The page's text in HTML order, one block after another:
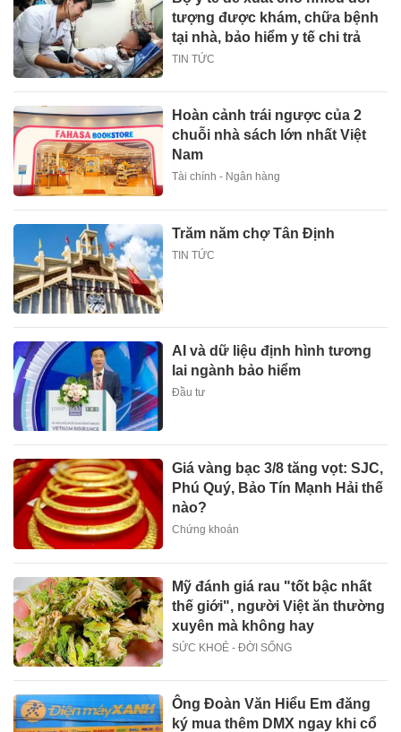
tượng được khám, chữa bệnh
tại nhà, bảo hiểm y tế chi trả
TIN TỨC
Hoàn cảnh trái ngược của 2
chuỗi nhà sách lớn nhất Việt
Nam
Tài chính - Ngân hàng
Trăm năm chợ Tân Định
TIN TỨC
AI và dữ liệu định hình tương
lai ngành bảo hiểm
Đầu tư
Giá vàng bạc 3/8 tăng vọt: SJC,
Phú Quý, Bảo Tín Mạnh Hải thế
nào?
Chứng khoán
Mỹ đánh giá rau "tốt bậc nhất
thế giới", người Việt ăn thường
xuyên mà không hay
SỨC KHOẺ - ĐỜI SỐNG
Ông Đoàn Văn Hiểu Em đăng
ký mua thêm DMX ngay khi cổ